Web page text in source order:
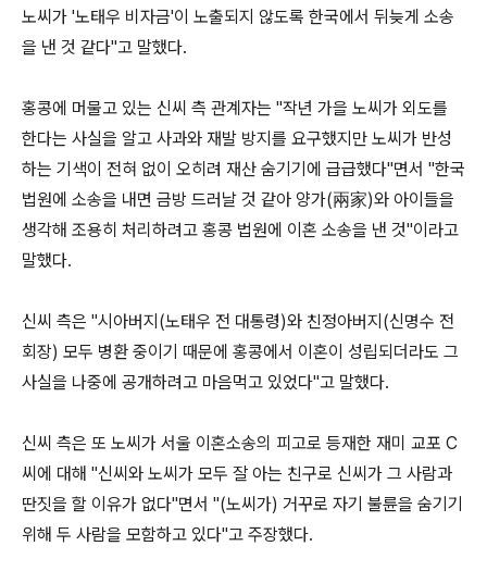
노씨가 '노태우 비자금'이 노출되지 않도록 한국에서 뒤늦게 소송
을 낸 것 같다"고 말했다.
홍콩에 머물고 있는 신씨 측 관계자는 "작년 가을 노씨가 외도를
한다는 사실을 알고 사과와 재발 방지를 요구했지만 노씨가 반성
하는 기색이 전혀 없이 오히려 재산 숨기기에 급급했다"면서 "한국
법원에 소송을 내면 금방 드러날 것 같아 양가(兩家)와 아이들을
생각해 조용히 처리하려고 홍콩 법원에 이혼 소송을 낸 것"이라고
말했다.
신씨 측은 "시아버지(노태우 전 대통령)와 친정아버지(신명수 전
회장) 모두 병환 중이기 때문에 홍콩에서 이혼이 성립되더라도 그
사실을 나중에 공개하려고 마음먹고 있었다"고 말했다.
신씨 측은 또 노씨가 서울 이혼소송의 피고로 등재한 재미 교포 C
씨에 대해 "신씨와 노씨가 모두 잘 아는 친구로 신씨가 그 사람과
딴짓을 할 이유가 없다"면서 "(노씨가) 거꾸로 자기 불륜을 숨기기
위해 두 사람을 모함하고 있다"고 주장했다.